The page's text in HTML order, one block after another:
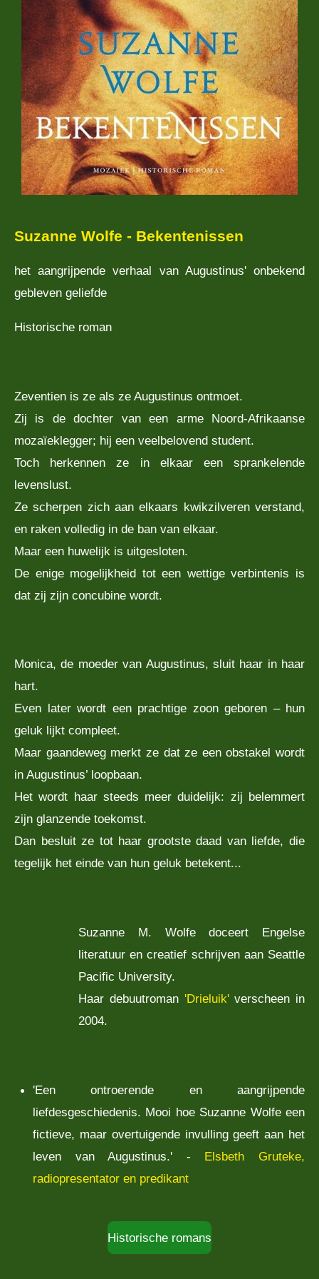
Suzanne Wolfe - Bekentenissen
het aangrijpende verhaal van Augustinus' onbekend
gebleven geliefde
Historische roman
Zeventien is ze als ze Augustinus ontmoet.
Zij is de dochter van een arme Noord-Afrikaanse
mozaïeklegger; hij een veelbelovend student.
Toch herkennen ze in elkaar een sprankelende
levenslust.
Ze scherpen zich aan elkaars kwikzilveren verstand,
en raken volledig in de ban van elkaar.
Maar een huwelijk is uitgesloten.
De enige mogelijkheid tot een wettige verbintenis is
dat zij zijn concubine wordt.
Monica, de moeder van Augustinus, sluit haar in haar
hart.
Even later wordt een prachtige zoon geboren – hun
geluk lijkt compleet.
Maar gaandeweg merkt ze dat ze een obstakel wordt
in Augustinus’ loopbaan.
Het wordt haar steeds meer duidelijk: zij belemmert
zijn glanzende toekomst.
Dan besluit ze tot haar grootste daad van liefde, die
tegelijk het einde van hun geluk betekent...
Suzanne M. Wolfe doceert Engelse
literatuur en creatief schrijven aan Seattle
Pacific University.
Haar debuutroman 'Drieluik'verscheen in
2004.
'Een ontroerende en aangrijpende
liefdesgeschiedenis. Mooi hoe Suzanne Wolfe een
fictieve, maar overtuigende invulling geeft aan het
leven van Augustinus.' - Elsbeth Gruteke,
radiopresentator en predikant
Historische romans